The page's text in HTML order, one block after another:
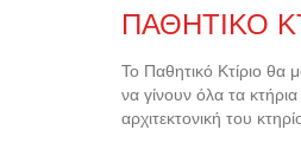
ΠΑΘΗΤΙΚΟ
Το Παθητικό Κτίριο θα
να γίνουν όλα τα
αρχιτεκτονική του